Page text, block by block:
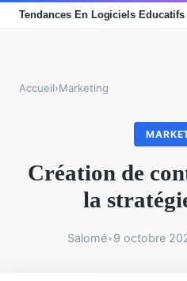
Accueil›Marketing
Création de
la
Salomé•9 octobre